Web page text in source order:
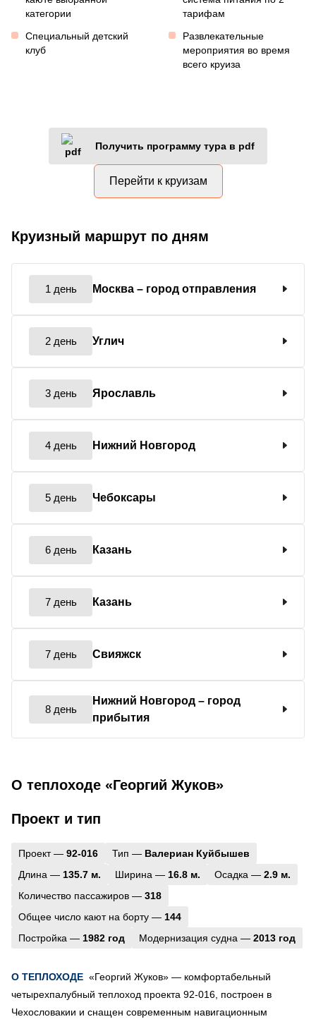
категории
тарифам
Специальный детский
клуб
Развлекательные
мероприятия во время
всего круиза
Получить программу тура в pdf
Перейти к круизам
Круизный маршрут по дням
1 день Москва – город отправления
2 день Углич
3 день Ярославль
4 день Нижний Новгород
5 день Чебоксары
6 день Казань
7 день Казань
7 день Свияжск
8 день
Нижний Новгород – город
прибытия
О теплоходе «Георгий Жуков»
Проект и тип
Проект — 92-016 Тип — Валериан Куйбышев
Длина — 135.7 м. Ширина — 16.8 м. Осадка — 2.9 м.
Количество пассажиров — 318
Общее число кают на борту — 144
Постройка — 1982 год Модернизация судна — 2013 год
О ТЕПЛОХОДЕ «Георгий Жуков» — комфортабельный
четырехпалубный теплоход проекта 92-016, построен в
Чехословакии и снащен современным навигационным